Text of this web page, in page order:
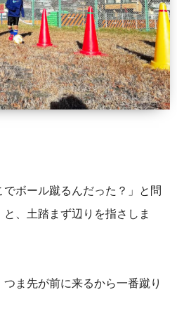
でボール蹴るんだった？」と問
、土踏まず辺りを指さしま
ま先が前に来るから一番蹴り